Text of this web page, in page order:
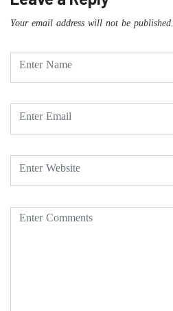
Your email address will not be published.